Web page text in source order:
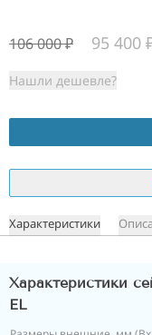
106 000₽ 95 400
Нашли дешевле?
Характеристики
Характеристики
EL